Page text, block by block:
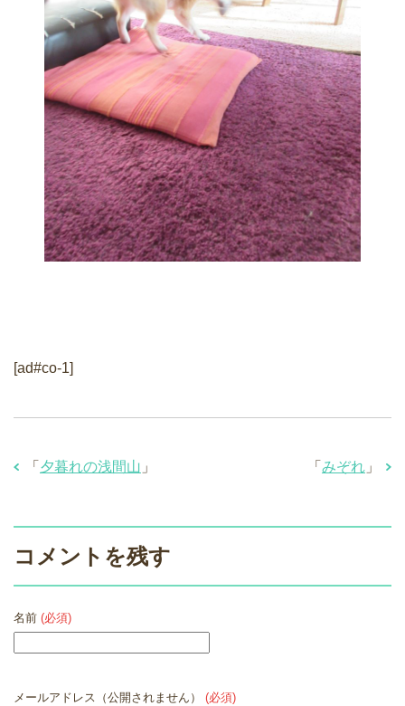
[ad#co-1]
「 みぞれ 」
「 夕暮れの浅間山 」
コメントを残す
名前 (必須)
メールアドレス（公開されません） (必須)